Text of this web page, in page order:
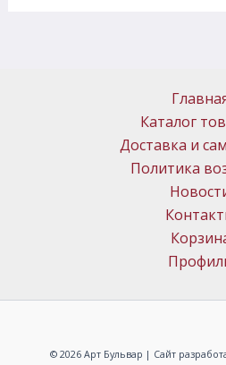
Каталог
Доставка и
Политика
© 2026 Арт Бульвар | Сайт